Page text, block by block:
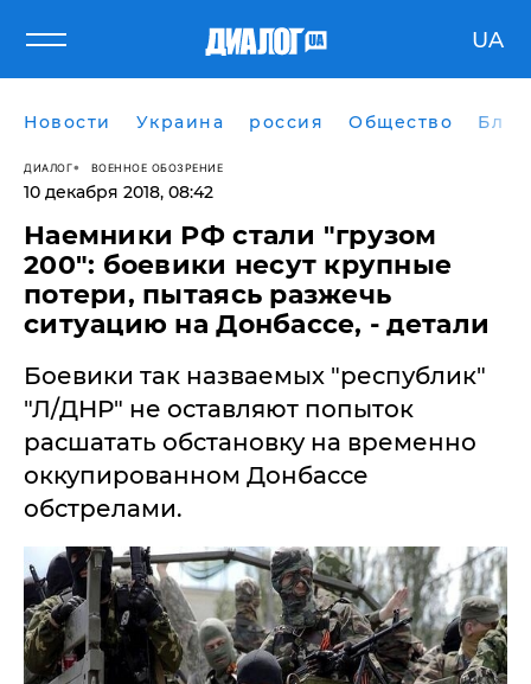
UA
Новости Украина россия Общество
ДИАЛОГ ВОЕННОЕ ОБОЗРЕНИЕ
10 декабря 2018, 08:42
Наемники РФ стали "грузом
200": боевики несут крупные
потери, пытаясь разжечь
ситуацию на Донбассе, - детали
Боевики так назваемых "республик"
"Л/ДНР" не оставляют попыток
расшатать обстановку на временно
оккупированном Донбассе
обстрелами.